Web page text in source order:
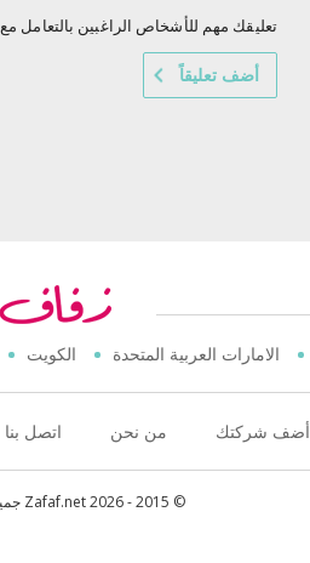
تعليقك مهم للأشخاص الراغبين بالتعامل
أضف تعليقاً
الامارات العربية المتحدة الكويت
أضف شركتك من نحن اتصل بنا
© 2015 - 2026 Zafaf.net جميع الحقوق محفوظة.